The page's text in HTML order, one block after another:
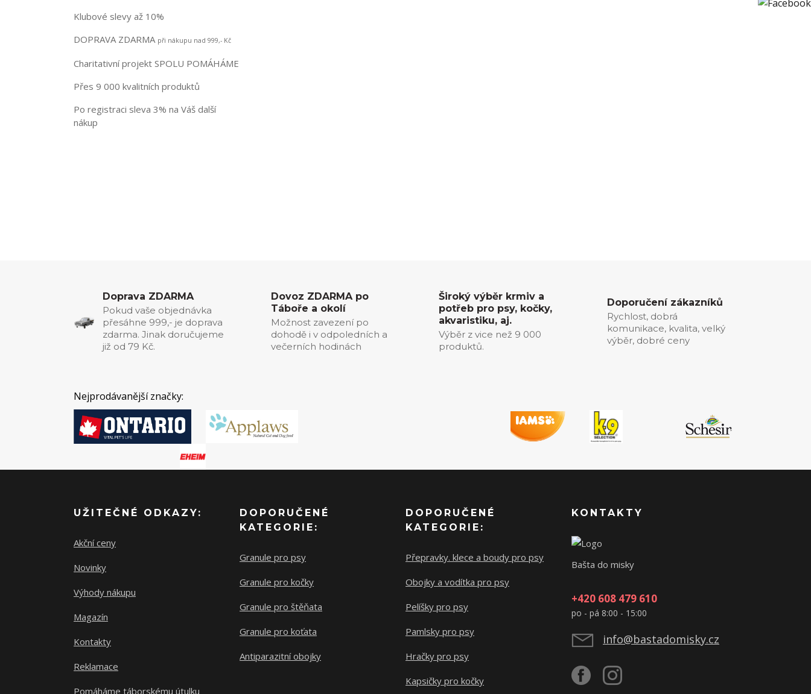
Klubové slevy až 10%
DOPRAVA ZDARMA při nákupu nad 999,- Kč
Charitativní projekt SPOLU POMÁHÁME
Přes 9 000 kvalitních produktů
Po registraci sleva 3% na Váš další
nákup
Doprava ZDARMA
Pokud vaše objednávka
přesáhne 999,- je doprava
zdarma. Jinak doručujeme
již od 79 Kč.
Dovoz ZDARMA po
Táboře a okolí
Možnost zavezení po
dohodě i v odpoledních a
večerních hodinách
Široký výběr krmiv a
potřeb pro psy, kočky,
akvaristiku, aj.
Výběr z vice než 9 000
produktů.
Doporučení zákazníků
Rychlost, dobrá
komunikace, kvalita, velký
výběr, dobré ceny
Nejprodávanější značky:
UŽITEČNÉ ODKAZY:
Akční ceny
Novinky
Výhody nákupu
Magazín
Kontakty
Reklamace
Pomáháme táborskému útulku
DOPORUČENÉ
KATEGORIE:
Granule pro psy
Granule pro kočky
Granule pro štěňata
Granule pro koťata
Antiparazitní obojky
DOPORUČENÉ
KATEGORIE:
Přepravky. klece a boudy pro psy
Obojky a vodítka pro psy
Pelíšky pro psy
Pamlsky pro psy
Hračky pro psy
Kapsičky pro kočky
KONTAKTY
Bašta do misky
+420 608 479 610
po - pá 8:00 - 15:00
info@bastadomisky.cz